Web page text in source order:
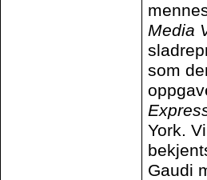
Media
som
York.
Gaudi